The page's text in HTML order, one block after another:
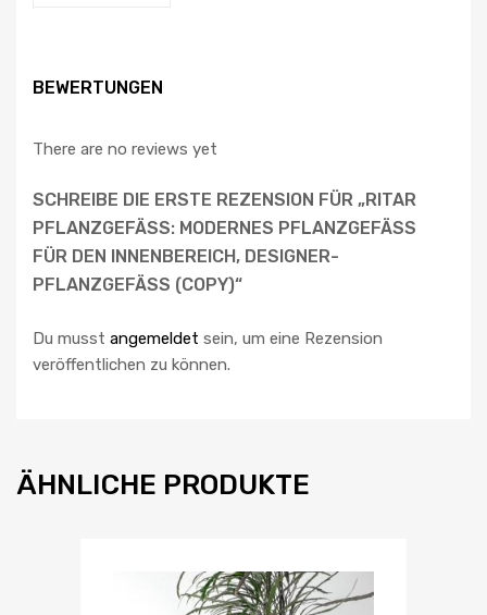
BEWERTUNGEN
There are no reviews yet
SCHREIBE DIE ERSTE REZENSION FÜR „RITAR
PFLANZGEFÄSS: MODERNES PFLANZGEFÄSS FÜ
R DEN INNENBEREICH, DESIGNER-PF
LANZGEFÄSS (COPY)“
Du musst angemeldet sein, um eine Rezension
veröffentlichen zu können.
ÄHNLICHE PRODUKTE